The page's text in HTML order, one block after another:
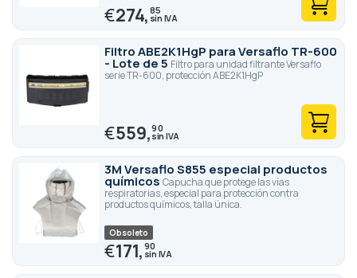
€274,85
Filtro ABE2K1HgP para Versaflo TR-600
- Lote de 5 Filtro para unidad filtrante Versaflo
serie TR-600, protección ABE2K1HgP
€559,90
3M Versaflo S855 especial productos
químicos Capucha que protege las vías
respiratorias, especial para protección contra
productos químicos, talla única.
Obsoleto
€171,90